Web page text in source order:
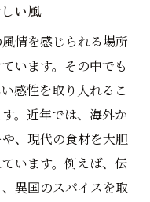
い風
情を感じられる場所
います。その中でも
感性を取り入れるこ
。近年では、海外か
、現代の食材を大胆
います。例えば、伝
異国のスパイスを取